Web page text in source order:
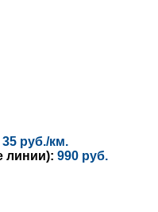
35 руб./км.
линии): 990 руб.